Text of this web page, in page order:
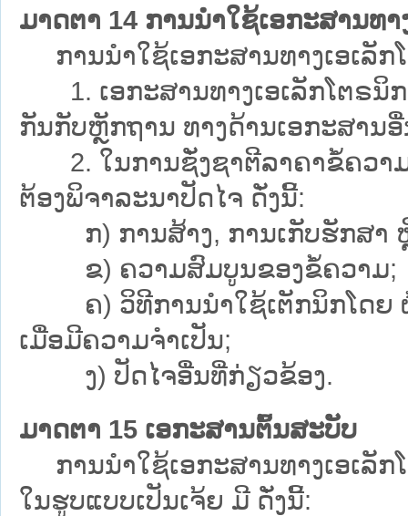
ມາດຕາ 14 ການນຳໃຊ້ເອກະສານທ
ການນຳໃຊ້ເອກະສານທາງເອເລັກ
1. ເອກະສານທາງເອເລັກໂຕຣນິ
ກັນກັບຫຼັກຖານ ທາງດ້ານເອກະສານ
2. ໃນການຊັ່ງຊາຕີລາຄາຂໍ້ຄວາມ
ຕ້ອງພິຈາລະນາປັດໄຈ ດັ່ງນີ້:
ກ) ການສ້າງ, ການເກັບຮັກສາ
ຂ) ຄວາມສົມບູນຂອງຂໍ້ຄວາມ;
ຄ) ວິທີການນຳໃຊ້ເຕັກນິກໂດຍ ຜູ້
ເມື່ອມີຄວາມຈຳເປັນ;
ງ) ປັດໄຈອື່ນທີ່ກ່ຽວຂ້ອງ.
ມາດຕາ 15 ເອກະສານຕົ້ນສະບັບ
ການນຳໃຊ້ເອກະສານທາງເອເລັ
ໃນຮູບແບບເປັນເຈ້ຍ ມີ ດັ່ງນີ້: